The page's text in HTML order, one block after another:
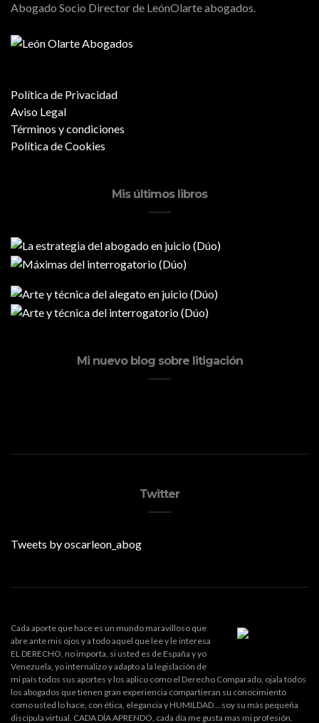
Abogado Socio Director de LeónOlarte abogados.
Política de Privacidad
Aviso Legal
Términos y condiciones
Política de Cookies
Mis últimos libros
Mi nuevo blog sobre litigación
Twitter
Tweets by oscarleon_abog
Cada aporte que hace es un mundo maravilloso que
abre ante mis ojos y a todo aquel que lee y le interesa
EL DERECHO, no importa, si usted es de España y yo
Venezuela, yo internalizo y adapto a la legislación de
mi país todos sus aportes y los aplico como el Derecho Comparado, ojala todos
los abogados que tienen gran experiencia compartieran su conocimiento
como usted lo hace, con ética, elegancia y HUMILDAD... soy su más pequeña
discípula virtual. CADA DÍA APRENDO, cada día me gusta mas mi profesión.